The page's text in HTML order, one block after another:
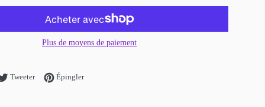
Plus de moyens de paiement
sur Facebook
TweeterTweeter sur Twitter
ÉpinglerÉpingler sur Pinterest